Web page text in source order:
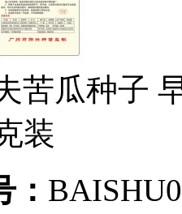
苦瓜种子
装